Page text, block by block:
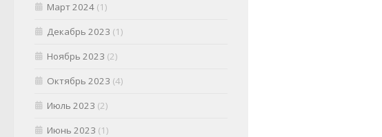
Март 2024 (1)
Декабрь 2023 (1)
Ноябрь 2023 (2)
Октябрь 2023 (4)
Июль 2023 (2)
Июнь 2023 (1)